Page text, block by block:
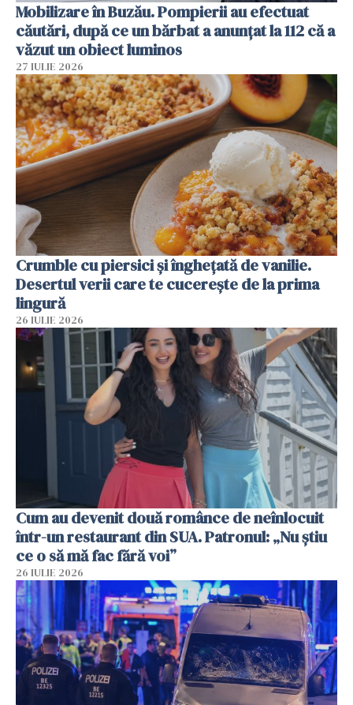
Mobilizare în Buzău. Pompierii au efectuat
căutări, după ce un bărbat a anunțat la 112 că a
văzut un obiect luminos
27 IULIE 2026
Crumble cu piersici și înghețată de vanilie.
Desertul verii care te cucerește de la prima
lingură
26 IULIE 2026
Cum au devenit două românce de neînlocuit
într-un restaurant din SUA. Patronul: „Nu știu
ce o să mă fac fără voi”
26 IULIE 2026